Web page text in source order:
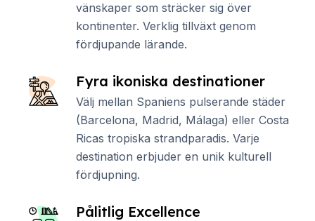
vänskaper som sträcker sig över
kontinenter. Verklig tillväxt genom
fördjupande lärande.
Fyra ikoniska destinationer
Välj mellan Spaniens pulserande städer
(Barcelona, ​​Madrid, Málaga) eller Costa
Ricas tropiska strandparadis. Varje
destination erbjuder en unik kulturell
fördjupning.
Pålitlig Excellence